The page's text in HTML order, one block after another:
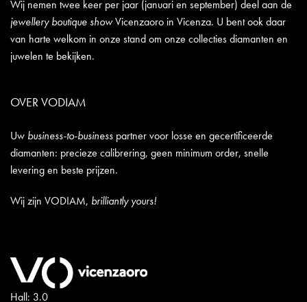
Wij nemen twee keer per jaar (januari en september) deel aan de
jewellery boutique showVicenzaoro in Vicenza. U bent ook daar
van harte welkom in onze stand om onze collecties diamanten en
juwelen te bekijken.
OVER VODIAM
Uw business-to-business partner voor losse en gecertificeerde
diamanten: precieze calibrering, geen minimum order, snelle
levering en beste prijzen.
Wij zijn VODIAM, brilliantly yours!
Hall: 3.0